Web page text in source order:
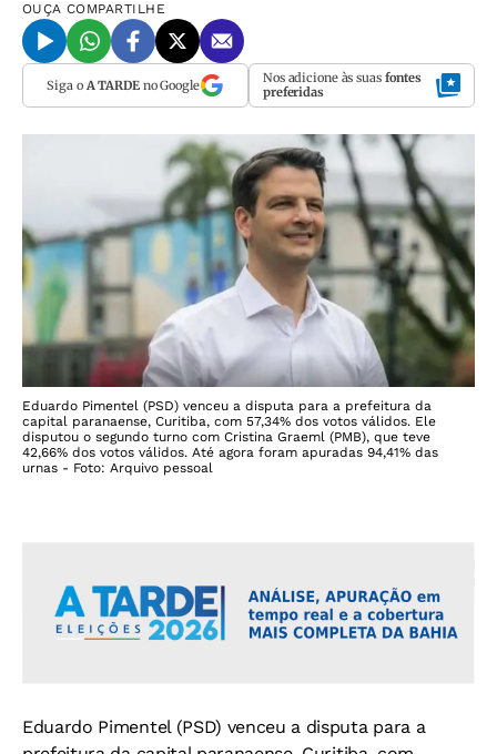
OUÇA COMPARTILHE
Siga o A TARDEno Google Nos adicione às suas fontes
preferidas
Eduardo Pimentel (PSD) venceu a disputa para a prefeitura da
capital paranaense, Curitiba, com 57,34% dos votos válidos. Ele
disputou o segundo turno com Cristina Graeml (PMB), que teve
42,66% dos votos válidos. Até agora foram apuradas 94,41% das
urnas - Foto: Arquivo pessoal
Eduardo Pimentel (PSD) venceu a disputa para a